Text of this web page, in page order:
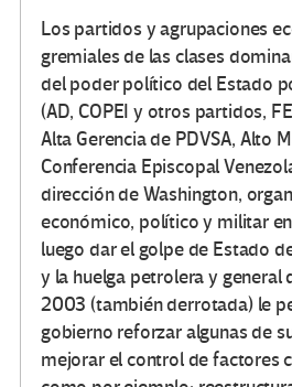
Los partidos y agrupaciones
gremiales de las clases
del poder político del Estado
(AD, COPEI y otros partidos,
Alta Gerencia de PDVSA, Alto
Conferencia Episcopal
dirección de Washington,
económico, político y militar
luego dar el golpe de Estado
y la huelga petrolera y general
2003 (también derrotada) le
gobierno reforzar algunas de
mejorar el control de factores